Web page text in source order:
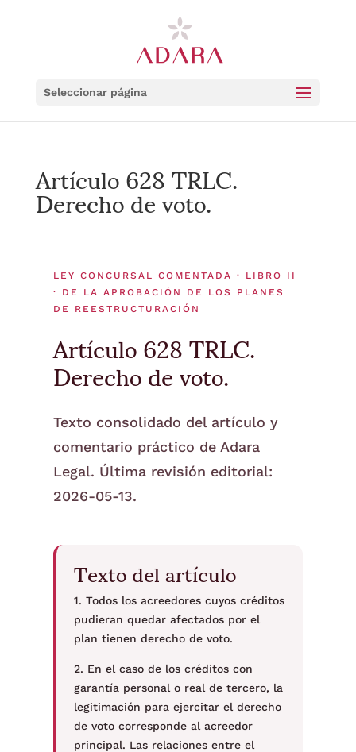
Seleccionar página
Artículo 628 TRLC.
Derecho de voto.
LEY CONCURSAL COMENTADA · LIBRO II
· DE LA APROBACIÓN DE LOS PLANES
DE REESTRUCTURACIÓN
Artículo 628 TRLC.
Derecho de voto.
Texto consolidado del artículo y
comentario práctico de Adara
Legal. Última revisión editorial:
2026-05-13.
Texto del artículo
1. Todos los acreedores cuyos créditos
pudieran quedar afectados por el
plan tienen derecho de voto.
2. En el caso de los créditos con
garantía personal o real de tercero, la
legitimación para ejercitar el derecho
de voto corresponde al acreedor
principal. Las relaciones entre el